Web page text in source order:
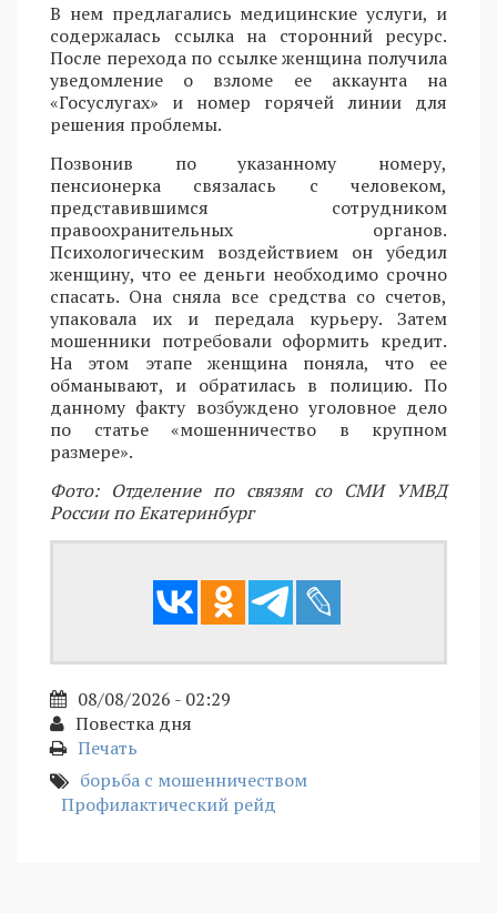
В нем предлагались медицинские услуги, и
содержалась ссылка на сторонний ресурс.
После перехода по ссылке женщина получила
уведомление о взломе ее аккаунта на
«Госуслугах» и номер горячей линии для
решения проблемы.
Позвонив по указанному номеру,
пенсионерка связалась с человеком,
представившимся сотрудником
правоохранительных органов.
Психологическим воздействием он убедил
женщину, что ее деньги необходимо срочно
спасать. Она сняла все средства со счетов,
упаковала их и передала курьеру. Затем
мошенники потребовали оформить кредит.
На этом этапе женщина поняла, что ее
обманывают, и обратилась в полицию. По
данному факту возбуждено уголовное дело
по статье «мошенничество в крупном
размере».
Фото: Отделение по связям со СМИ УМВД
России по Екатеринбург
08/08/2026 - 02:29
Повестка дня
Печать
борьба с мошенничеством
Профилактический рейд